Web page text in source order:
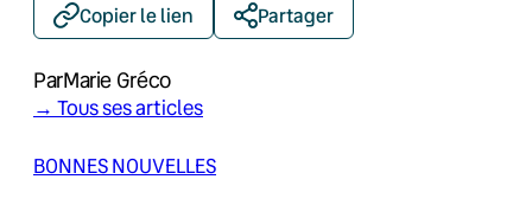
Copier le lien Partager
ParMarie Gréco
→ Tous ses articles
BONNES NOUVELLES